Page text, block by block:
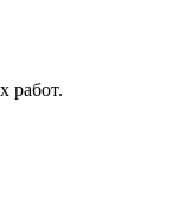
работ.